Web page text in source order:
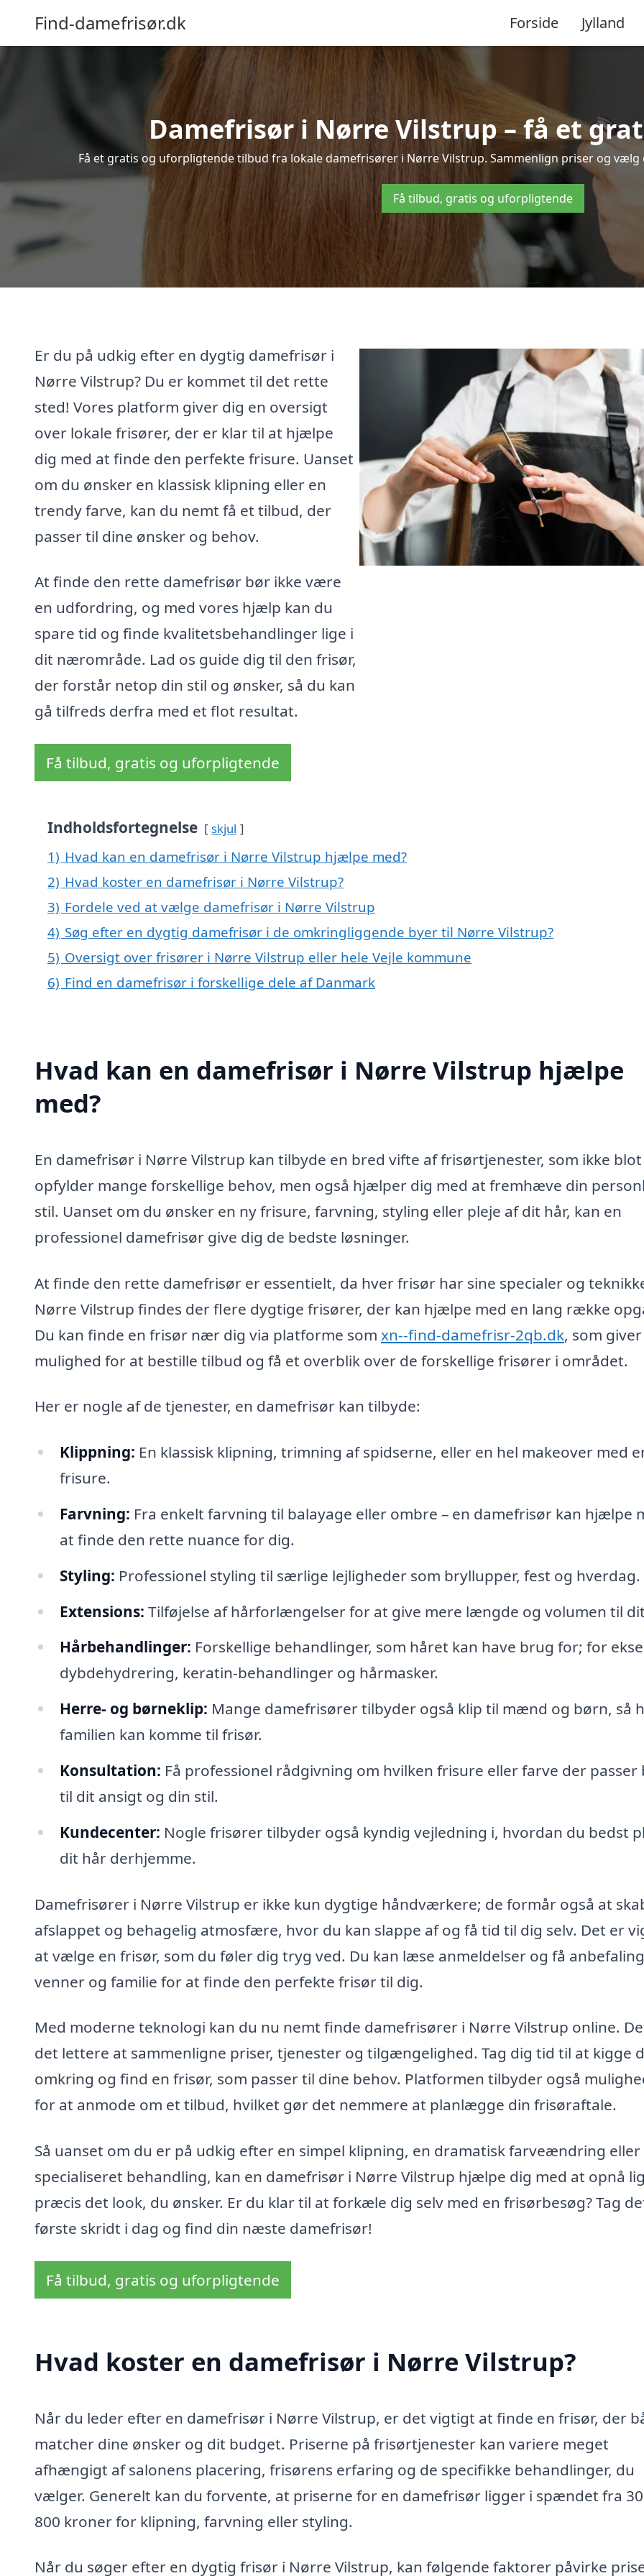
Find-damefrisør.dk Forside Jylland
Damefrisør i Nørre Vilstrup – få et
Få et gratis og uforpligtende tilbud fra lokale damefrisører i Nørre Vilstrup. Sammenlign priser og
Få tilbud, gratis og uforpligtende
Er du på udkig efter en dygtig damefrisør i
Nørre Vilstrup? Du er kommet til det rette
sted! Vores platform giver dig en oversigt
over lokale frisører, der er klar til at hjælpe
dig med at finde den perfekte frisure. Uanset
om du ønsker en klassisk klipning eller en
trendy farve, kan du nemt få et tilbud, der
passer til dine ønsker og behov.
At finde den rette damefrisør bør ikke være
en udfordring, og med vores hjælp kan du
spare tid og finde kvalitetsbehandlinger lige i
dit nærområde. Lad os guide dig til den frisør,
der forstår netop din stil og ønsker, så du kan
gå tilfreds derfra med et flot resultat.
Få tilbud, gratis og uforpligtende
Indholdsfortegnelse skjul
1) Hvad kan en damefrisør i Nørre Vilstrup hjælpe med?
2) Hvad koster en damefrisør i Nørre Vilstrup?
3) Fordele ved at vælge damefrisør i Nørre Vilstrup
4) Søg efter en dygtig damefrisør i de omkringliggende byer til Nørre Vilstrup?
5) Oversigt over frisører i Nørre Vilstrup eller hele Vejle kommune
6) Find en damefrisør i forskellige dele af Danmark
Hvad kan en damefrisør i Nørre Vilstrup hjælpe
med?
En damefrisør i Nørre Vilstrup kan tilbyde en bred vifte af frisørtjenester, som ikke blot
opfylder mange forskellige behov, men også hjælper dig med at fremhæve din
stil. Uanset om du ønsker en ny frisure, farvning, styling eller pleje af dit hår, kan en
professionel damefrisør give dig de bedste løsninger.
At finde den rette damefrisør er essentielt, da hver frisør har sine specialer og
Nørre Vilstrup findes der flere dygtige frisører, der kan hjælpe med en lang række
Du kan finde en frisør nær dig via platforme som xn--find-damefrisr-2qb.dk, som
mulighed for at bestille tilbud og få et overblik over de forskellige frisører i området.
Her er nogle af de tjenester, en damefrisør kan tilbyde:
Klippning: En klassisk klipning, trimning af spidserne, eller en hel makeover med
frisure.
Farvning: Fra enkelt farvning til balayage eller ombre – en damefrisør kan hjælpe
at finde den rette nuance for dig.
Styling: Professionel styling til særlige lejligheder som bryllupper, fest og hverdag.
Extensions: Tilføjelse af hårforlængelser for at give mere længde og volumen til
Hårbehandlinger: Forskellige behandlinger, som håret kan have brug for; for
dybdehydrering, keratin-behandlinger og hårmasker.
Herre- og børneklip: Mange damefrisører tilbyder også klip til mænd og børn, så
familien kan komme til frisør.
Konsultation: Få professionel rådgivning om hvilken frisure eller farve der passer
til dit ansigt og din stil.
Kundecenter: Nogle frisører tilbyder også kyndig vejledning i, hvordan du bedst
dit hår derhjemme.
Damefrisører i Nørre Vilstrup er ikke kun dygtige håndværkere; de formår også at
afslappet og behagelig atmosfære, hvor du kan slappe af og få tid til dig selv. Det er
at vælge en frisør, som du føler dig tryg ved. Du kan læse anmeldelser og få
venner og familie for at finde den perfekte frisør til dig.
Med moderne teknologi kan du nu nemt finde damefrisører i Nørre Vilstrup online.
det lettere at sammenligne priser, tjenester og tilgængelighed. Tag dig tid til at kigge
omkring og find en frisør, som passer til dine behov. Platformen tilbyder også
for at anmode om et tilbud, hvilket gør det nemmere at planlægge din frisøraftale.
Så uanset om du er på udkig efter en simpel klipning, en dramatisk farveændring eller
specialiseret behandling, kan en damefrisør i Nørre Vilstrup hjælpe dig med at opnå
præcis det look, du ønsker. Er du klar til at forkæle dig selv med en frisørbesøg? Tag
første skridt i dag og find din næste damefrisør!
Få tilbud, gratis og uforpligtende
Hvad koster en damefrisør i Nørre Vilstrup?
Når du leder efter en damefrisør i Nørre Vilstrup, er det vigtigt at finde en frisør, der
matcher dine ønsker og dit budget. Priserne på frisørtjenester kan variere meget
afhængigt af salonens placering, frisørens erfaring og de specifikke behandlinger, du
vælger. Generelt kan du forvente, at priserne for en damefrisør ligger i spændet fra
800 kroner for klipning, farvning eller styling.
Når du søger efter en dygtig frisør i Nørre Vilstrup, kan følgende faktorer påvirke